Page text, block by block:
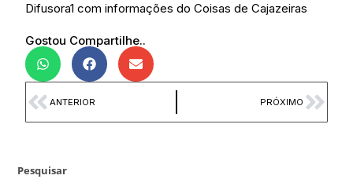
Difusora1 com informações do Coisas de Cajazeiras
Gostou Compartilhe..
ANTERIOR PRÓXIMO
Pesquisar